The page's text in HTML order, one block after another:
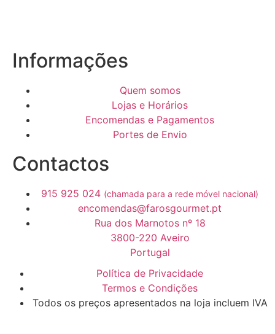
Informações
Quem somos
Lojas e Horários
Encomendas e Pagamentos
Portes de Envio
Contactos
915 925 024 (chamada para a rede móvel nacional)
encomendas@farosgourmet.pt
Rua dos Marnotos nº 18
3800-220 Aveiro
Portugal
Política de Privacidade
Termos e Condições
Todos os preços apresentados na loja incluem IVA